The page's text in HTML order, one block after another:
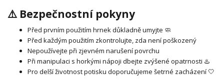
⚠️ Bezpečnostní pokyny
Před prvním použitím hrnek důkladně umyjte 🧼
Před každým použitím zkontrolujte, zda není poškozený
Nepoužívejte při zjevném narušení povrchu
Při manipulaci s horkými nápoji dbejte zvýšené opatrnosti ♨️
Pro delší životnost potisku doporučujeme šetrné zacházení 🤍